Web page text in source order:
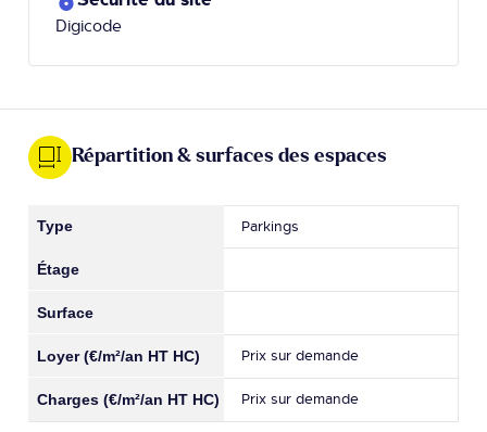
Digicode
Répartition & surfaces des espaces
Parkings
Prix sur demande
Prix sur demande